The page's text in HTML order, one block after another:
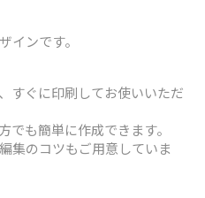
インです。
すぐに印刷してお使いいただ
でも簡単に作成できます。
集のコツもご用意していま